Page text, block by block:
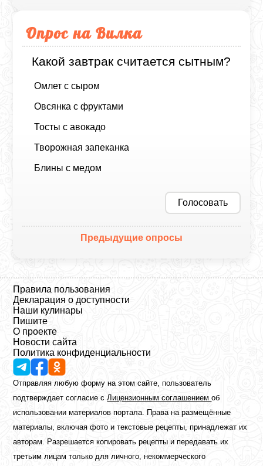
Опрос на Вилка
Какой завтрак считается сытным?
Омлет с сыром
Овсянка с фруктами
Тосты с авокадо
Творожная запеканка
Блины с медом
Голосовать
Предыдущие опросы
Правила пользования
Декларация о доступности
Наши кулинары
Пишите
О проекте
Новости сайта
Политика конфиденциальности
Отправляя любую форму на этом сайте, пользователь
подтверждает согласие сЛицензионным соглашениемоб
использовании материалов портала. Права на размещённые
материалы, включая фото и текстовые рецепты, принадлежат их
авторам. Разрешается копировать рецепты и передавать их
третьим лицам только для личного, некоммерческого